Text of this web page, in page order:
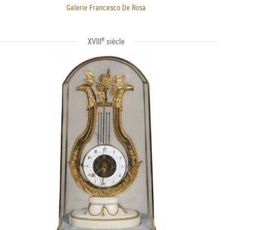
Galerie Francesco De Rosa
XVIIIesiècle